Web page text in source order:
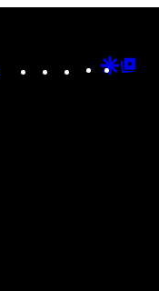
Instagram
TikTokYouTube
Google